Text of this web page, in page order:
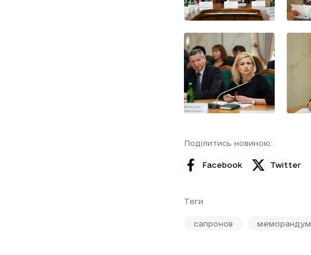
Поділитись новиною:
Facebook Twitter
Теги
сапронов меморандум